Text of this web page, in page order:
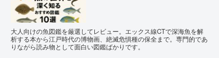
大人向けの魚図鑑を厳選してレビュー。エックス線CTで深海魚を解
析する本から江戸時代の博物画、絶滅危惧種の保全まで。専門的であ
りながら読み物として面白い図鑑ばかりです。